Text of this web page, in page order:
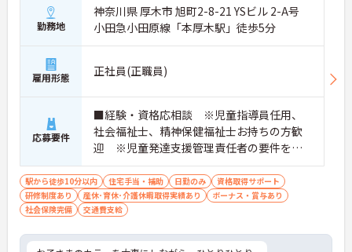
勤務地
神奈川県 厚木市 旭町2-8-21 YSビル 2-A号
小田急小田原線「本厚木駅」徒歩5分
雇用形態 正社員(正職員)
応募要件
■経験・資格応相談 ※児童指導員任用、
社会福祉士、精神保健福祉士お持ちの方歓
迎 ※児童発達支援管理責任者の要件を満
たす方（研修受講済の方）・保育・教育・
福祉業界の経験がある方・相談支援・直接
支援の経験がある方歓迎
駅から徒歩10分以内 住宅手当・補助 日勤のみ
資格取得サポート
研修制度あり
産休･育休･介護休暇取得実績あり
ボーナス・賞与あり
社会保険完備
交通費支給